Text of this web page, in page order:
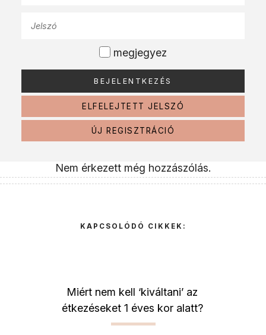
megjegyez
ELFELEJTETT JELSZÓ
ÚJ REGISZTRÁCIÓ
Nem érkezett még hozzászólás.
KAPCSOLÓDÓ CIKKEK:
Miért nem kell ‘kiváltani’ az
étkezéseket 1 éves kor alatt?